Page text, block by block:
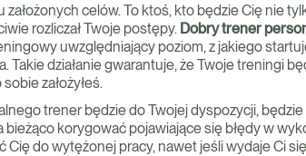
celów. To ktoś, kto będzie Cię nie
rozliczał Twoje postępy. Dobry trener
uwzględniający poziom, z jakiego
działanie gwarantuje, że Twoje treningi
założyłeś.
trener będzie do Twojej dyspozycji, będzie
korygować pojawiające się błędy w
do wytężonej pracy, nawet jeśli wydaje Ci